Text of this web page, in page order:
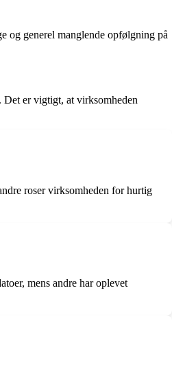
og generel manglende opfølgning på
er vigtigt, at virksomheden
roser virksomheden for hurtig
mens andre har oplevet